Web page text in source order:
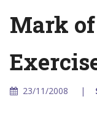
Mark
23/11/2008